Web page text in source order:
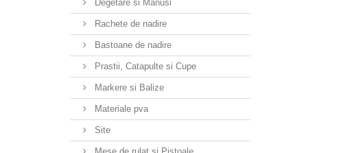
Degetare si Manusi
Rachete de nadire
Bastoane de nadire
Prastii, Catapulte si Cupe
Markere si Balize
Materiale pva
Site